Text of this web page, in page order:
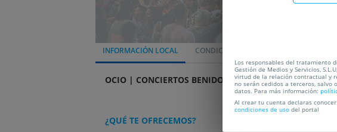
INFORMACIÓN LOCAL CONDICIONES
OCIO | CONCIERTOS BENIDORM
¿QUÉ TE OFRECEMOS?
Los responsables del tratamiento
Gestión de Medios y Servicios,
virtud de la relación contractual y
no serán cedidos a terceros, salvo
datos. Para más información:
Al crear tu cuenta declaras
condiciones de uso del portal